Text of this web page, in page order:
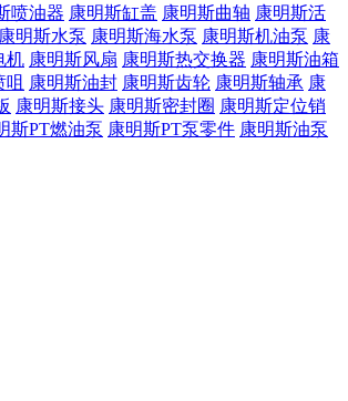
喷油器 康明斯缸盖 康明斯曲轴 康明斯活
康明斯水泵 康明斯海水泵 康明斯机油泵 康
机 康明斯风扇 康明斯热交换器 康明斯油箱
康明斯油封 康明斯齿轮 康明斯轴承 康
康明斯接头 康明斯密封圈 康明斯定位销
斯PT燃油泵 康明斯PT泵零件 康明斯油泵